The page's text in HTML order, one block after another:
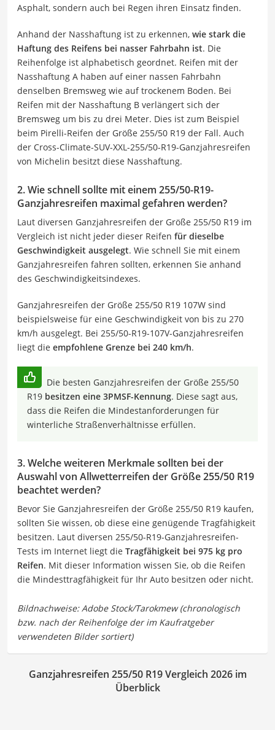
Asphalt, sondern auch bei Regen ihren Einsatz finden.
Anhand der Nasshaftung ist zu erkennen, wie stark die
Haftung des Reifens bei nasser Fahrbahn ist. Die
Reihenfolge ist alphabetisch geordnet. Reifen mit der
Nasshaftung A haben auf einer nassen Fahrbahn
denselben Bremsweg wie auf trockenem Boden. Bei
Reifen mit der Nasshaftung B verlängert sich der
Bremsweg um bis zu drei Meter. Dies ist zum Beispiel
beim Pirelli-Reifen der Größe 255/50 R19 der Fall. Auch
der Cross-Climate-SUV-XXL-255/50-R19-Ganzjahresreifen
von Michelin besitzt diese Nasshaftung.
2. Wie schnell sollte mit einem 255/50-R19-
Ganzjahresreifen maximal gefahren werden?
Laut diversen Ganzjahresreifen der Größe 255/50 R19 im
Vergleich ist nicht jeder dieser Reifen für dieselbe
Geschwindigkeit ausgelegt. Wie schnell Sie mit einem
Ganzjahresreifen fahren sollten, erkennen Sie anhand
des Geschwindigkeitsindexes.
Ganzjahresreifen der Größe 255/50 R19 107W sind
beispielsweise für eine Geschwindigkeit von bis zu 270
km/h ausgelegt. Bei 255/50-R19-107V-Ganzjahresreifen
liegt die empfohlene Grenze bei 240 km/h.
Die besten Ganzjahresreifen der Größe 255/50
R19 besitzen eine 3PMSF-Kennung. Diese sagt aus,
dass die Reifen die Mindestanforderungen für
winterliche Straßenverhältnisse erfüllen.
3. Welche weiteren Merkmale sollten bei der
Auswahl von Allwetterreifen der Größe 255/50 R19
beachtet werden?
Bevor Sie Ganzjahresreifen der Größe 255/50 R19 kaufen,
sollten Sie wissen, ob diese eine genügende Tragfähigkeit
besitzen. Laut diversen 255/50-R19-Ganzjahresreifen-
Tests im Internet liegt die Tragfähigkeit bei 975 kg pro
Reifen. Mit dieser Information wissen Sie, ob die Reifen
die Mindesttragfähigkeit für Ihr Auto besitzen oder nicht.
Ganzjahresreifen 255/50 R19 Vergleich 2026 im
Überblick